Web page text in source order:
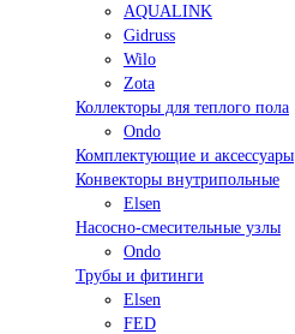
AQUALINK
Gidruss
Wilo
Zota
Коллекторы для теплого пола
Ondo
Комплектующие и аксессуары
Конвекторы внутрипольные
Elsen
Насосно-смесительные узлы
Ondo
Трубы и фитинги
Elsen
FED